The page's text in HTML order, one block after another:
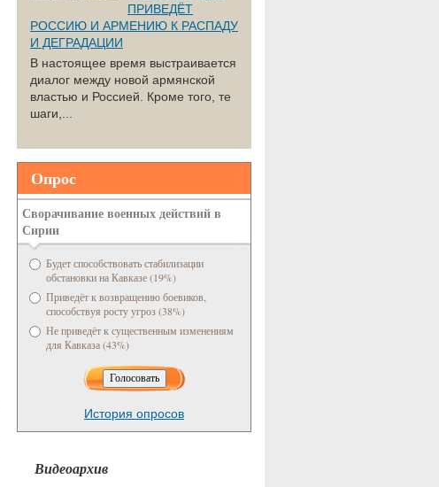
ПРИВЕДЁТ
РОССИЮ И АРМЕНИЮ К РАСПАДУ
И ДЕГРАДАЦИИ
В настоящее время выстраивается
диалог между новой армянской
властью и Россией. Кроме того, те
шаги,...
Опрос
Сворачивание военных действий в
Сирии
Будет способствовать стабилизации
обстановки на Кавказе (19%)
Приведёт к возвращению боевиков,
способствуя росту угроз (38%)
Не приведёт к существенным изменениям
для Кавказа (43%)
История опросов
Видеоархив